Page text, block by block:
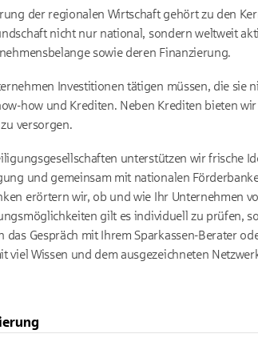
der regionalen Wirtschaft gehört zu den
nicht nur national, sondern weltweit
sowie deren Finanzierung.
Investitionen tätigen müssen, die sie
how und Krediten. Neben Krediten bieten
versorgen.
unterstützen wir frische
und gemeinsam mit nationalen
erörtern wir, ob und wie Ihr Unternehmen
gilt es individuell zu prüfen,
das Gespräch mit Ihrem Sparkassen-Berater
viel Wissen und dem ausgezeichneten